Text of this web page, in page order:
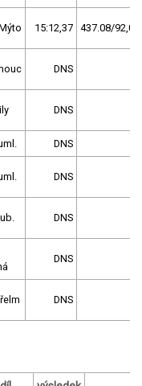
15:12,37 437.08/92,0
DNS
DNS
DNS
DNS
DNS
DNS
DNS